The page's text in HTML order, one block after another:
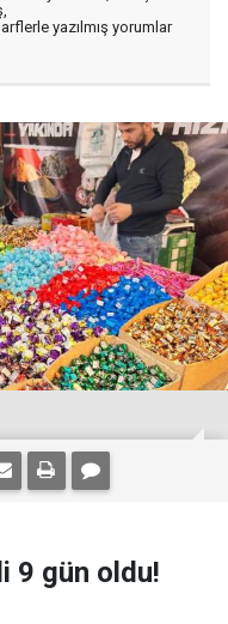
yazılmış yorumlar
9 gün oldu!